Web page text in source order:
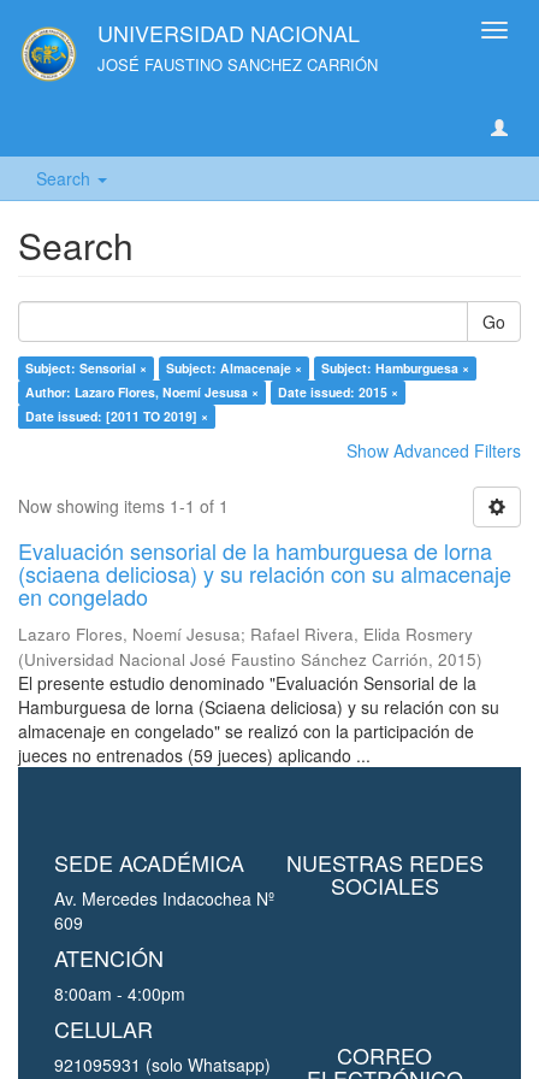
UNIVERSIDAD NACIONAL
JOSÉ FAUSTINO SANCHEZ CARRIÓN
Search
Search
Go
Subject: Sensorial × Subject: Almacenaje ×
Subject: Hamburguesa ×
Author: Lazaro Flores, Noemí Jesusa ×
Date issued: 2015 ×
Date issued: [2011 TO 2019] ×
Show Advanced Filters
Now showing items 1-1 of 1
Evaluación sensorial de la hamburguesa de lorna
(sciaena deliciosa) y su relación con su almacenaje
en congelado
Lazaro Flores, Noemí Jesusa; Rafael Rivera, Elida Rosmery
(Universidad Nacional José Faustino Sánchez Carrión, 2015)
El presente estudio denominado "Evaluación Sensorial de la
Hamburguesa de lorna (Sciaena deliciosa) y su relación con su
almacenaje en congelado" se realizó con la participación de
jueces no entrenados (59 jueces) aplicando ...
SEDE ACADÉMICA
Av. Mercedes Indacochea Nº
609
ATENCIÓN
8:00am - 4:00pm
CELULAR
921095931 (solo Whatsapp)
NUESTRAS REDES
SOCIALES
CORREO